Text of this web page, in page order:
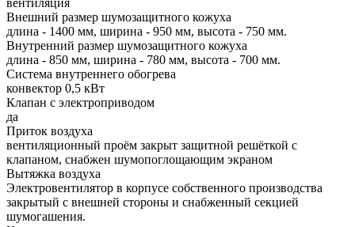
Внешний размер шумозащитного кожуха
длина - 1400 мм, ширина - 950 мм, высота - 750 мм.
Внутренний размер шумозащитного кожуха
длина - 850 мм, ширина - 780 мм, высота - 700 мм.
Система внутреннего обогрева
конвектор 0,5 кВт
Клапан с электроприводом
да
Приток воздуха
вентиляционный проём закрыт защитной решёткой с
клапаном, снабжен шумопоглощающим экраном
Вытяжка воздуха
Электровентилятор в корпусе собственного производства
закрытый с внешней стороны и снабженный секцией
шумогашения.